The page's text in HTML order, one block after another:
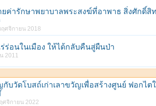
ค่ารักษาพยาบาลพระสงฆ์ที่อาพาธ สิ่งศักดิ์สิ
ฤศจิกายน 2018
ร่ร่อนในเมือง ให้ได้กลับคืนสู่ผืนป่า
2011
บวัดโบสถ์เก่าเลาขวัญเพื่อสร้างศูนย์ ฟอกไต
ศจิกายน 2022